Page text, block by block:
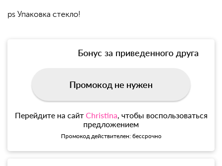
ps Упаковка стекло!
Бонус за приведенного друга
Промокод не нужен
Перейдите на сайт Christina, чтобы воспользоваться
предложением
Промокод действителен: бессрочно